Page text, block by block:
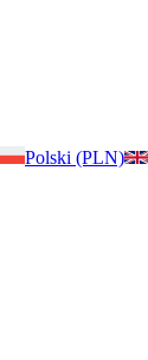
Polski (PLN)